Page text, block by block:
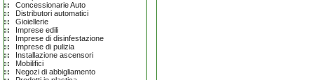
Concessionarie Auto
Distributori automatici
Gioiellerie
Imprese edili
Imprese di disinfestazione
Imprese di pulizia
Installazione ascensori
Mobilifici
Negozi di abbigliamento